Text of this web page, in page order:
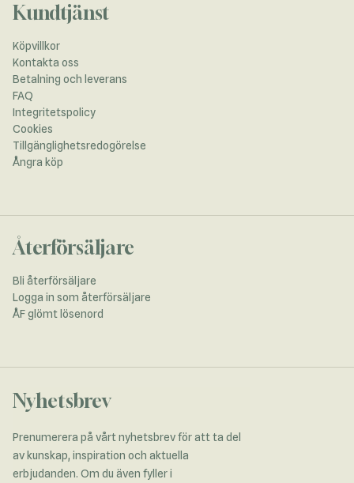
Kundtjänst
Köpvillkor
Kontakta oss
Betalning och leverans
FAQ
Integritetspolicy
Cookies
Tillgänglighetsredogörelse
Ångra köp
Återförsäljare
Bli återförsäljare
Logga in som återförsäljare
ÅF glömt lösenord
Nyhetsbrev
Prenumerera på vårt nyhetsbrev för att ta del
av kunskap, inspiration och aktuella
erbjudanden. Om du även fyller i